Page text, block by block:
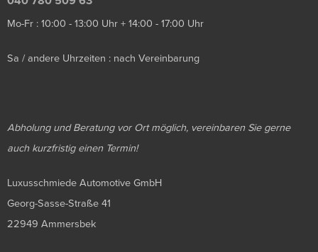
Mo-Fr : 10:00 - 13:00 Uhr + 14:00 - 17:00 Uhr
Sa / andere Uhrzeiten : nach Vereinbarung
Abholung und Beratung vor Ort möglich, vereinbaren Sie gerne
auch kurzfristig einen Termin!
Luxusschmiede Automotive GmbH
Georg-Sasse-Straße 41
22949 Ammersbek